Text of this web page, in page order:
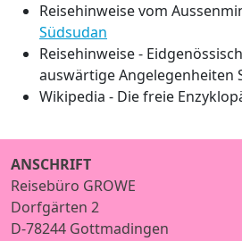
Reisehinweise vom
Südsudan
Reisehinweise -
auswärtige Angelegenheiten
Wikipedia - Die freie
ANSCHRIFT
Reisebüro GROWE
Dorfgärten 2
D-78244 Gottmadingen